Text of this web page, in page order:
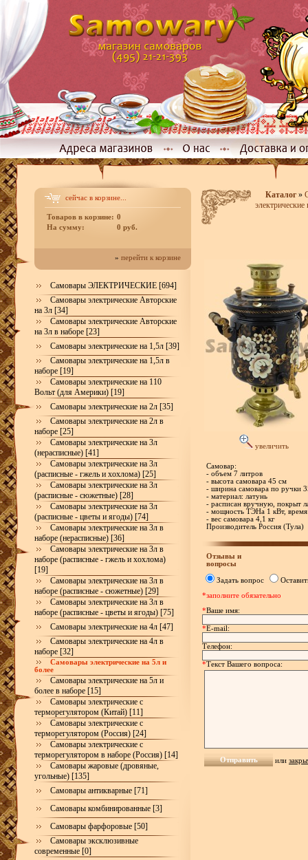
сейчас в корзине...
Товаров в корзине: 0
На сумму:
0 руб.
» перейти к корзине
Самовары ЭЛЕКТРИЧЕСКИЕ [694]
Самовары электрические Авторские
на 3л [34]
Самовары электрические Авторские
на 3л в наборе [23]
Самовары электрические на 1,5л [39]
Самовары электрические на 1,5л в
наборе [19]
Самовары электрические на 110
Вольт (для Америки) [19]
Самовары электрические на 2л [35]
Самовары электрические на 2л в
наборе [25]
Самовары электрические на 3л
(нерасписные) [41]
Самовары электрические на 3л
(расписные - гжель и хохлома) [25]
Самовары электрические на 3л
(расписные - сюжетные) [28]
Самовары электрические на 3л
(расписные - цветы и ягоды) [74]
Самовары электрические на 3л в
наборе (нерасписные) [36]
Самовары электрические на 3л в
наборе (расписные - гжель и хохлома)
[19]
Самовары электрические на 3л в
наборе (расписные - сюжетные) [29]
Самовары электрические на 3л в
наборе (расписные - цветы и ягоды) [75]
Самовары электрические на 4л [47]
Самовары электрические на 4л в
наборе [32]
Самовары электрические на 5л и
более
Самовары электрические на 5л и
более в наборе [15]
Самовары электрические с
терморегулятором (Китай) [11]
Самовары электрические с
терморегулятором (Россия) [24]
Самовары электрические с
терморегулятором в наборе (Россия) [14]
Самовары жаровые (дровяные,
угольные) [135]
Самовары антикварные [71]
Самовары комбинированные [3]
Самовары фарфоровые [50]
Самовары эксклюзивные
современные [0]
Каталог»
электрические
увеличить
Самовар:
- объем 7 литров
- высота самовара 45 см
- ширина самовара по ручки
- материал: латунь
- расписан вручную, покрыт
- мощность ТЭНа 1 кВт,
- вес самовара 4,1 кг
Производитель Россия (Тула)
Отзывы и
вопросы
Задать вопрос
*заполните обязательно
*Ваше имя:
*E-mail:
Телефон:
*Текст Вашего вопроса:
или